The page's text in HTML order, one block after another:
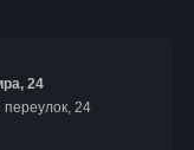
24
24